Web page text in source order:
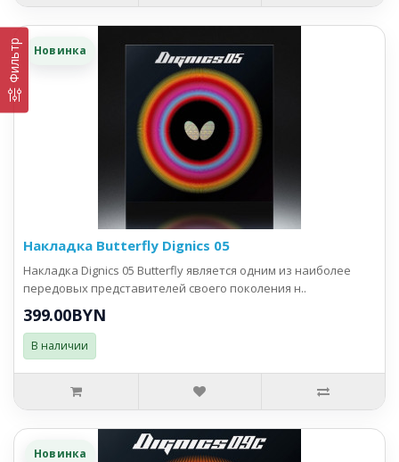
Фильтр Новинка
Накладка Butterfly Dignics 05
Накладка Dignics 05 Butterfly является одним из наиболее
передовых представителей своего поколения н..
399.00BYN
В наличии
Новинка